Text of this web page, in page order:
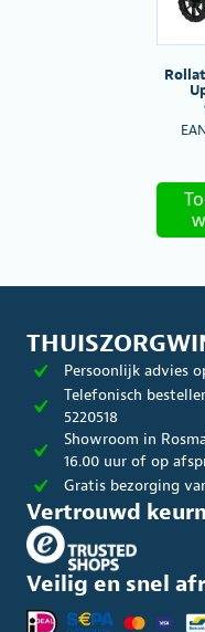
Persoonlijk advies
Telefonisch
5220518
Showroom in
16.00 uur of op
Gratis bezorging
Vertrouwd
Veilig en snel